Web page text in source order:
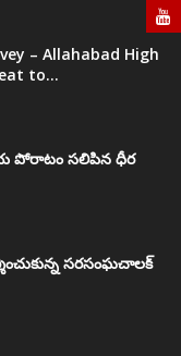
– Allahabad High
to...
పోరాటం సలిపిన ధీర
సరసంఘచాలక్